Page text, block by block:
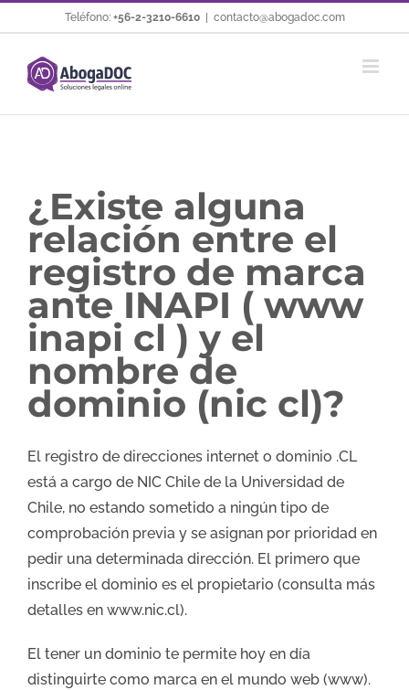
al
contenido
Teléfono: +56-2-3210-6610 contacto@abogadoc.com
¿Existe alguna
relación entre el
registro de marca
ante INAPI ( www
inapi cl ) y el
nombre de
dominio (nic cl)?
El registro de direcciones internet o dominio .CL
está a cargo de NIC Chile de la Universidad de
Chile, no estando sometido a ningún tipo de
comprobación previa y se asignan por prioridad en
pedir una determinada dirección. El primero que
inscribe el dominio es el propietario (consulta más
detalles en www.nic.cl).
El tener un dominio te permite hoy en día
distinguirte como marca en el mundo web (www).